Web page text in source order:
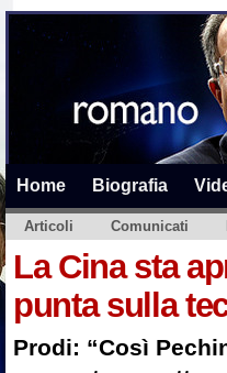
Home Biografia
Articoli Comunicati
La Cina sta
punta sulla
Prodi: “Così